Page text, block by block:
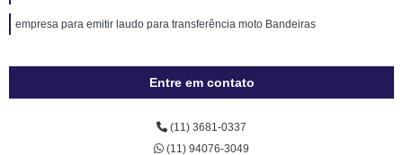
empresa para emitir laudo para transferência moto Bandeiras
Entre em contato
(11) 3681-0337
(11) 94076-3049